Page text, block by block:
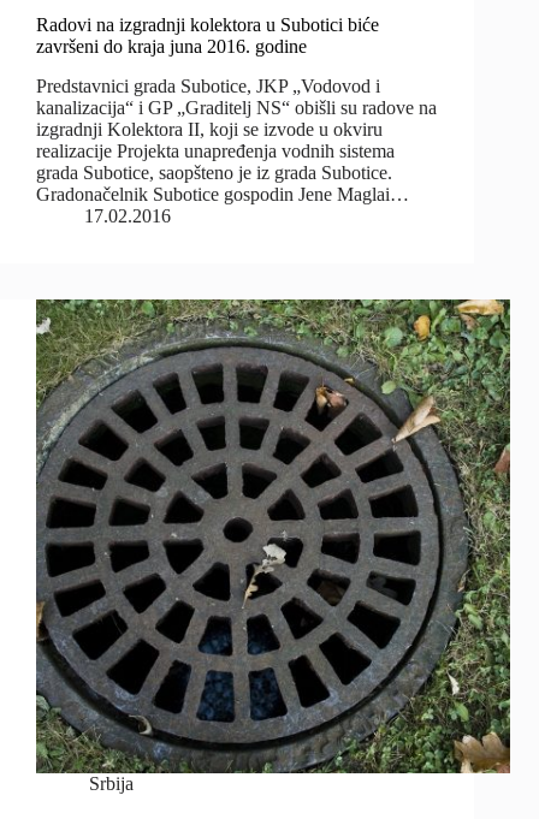
Radovi na izgradnji kolektora u Subotici biće
završeni do kraja juna 2016. godine
Predstavnici grada Subotice, JKP „Vodovod i
kanalizacija“ i GP „Graditelj NS“ obišli su radove na
izgradnji Kolektora II, koji se izvode u okviru
realizacije Projekta unapređenja vodnih sistema
grada Subotice, saopšteno je iz grada Subotice.
Gradonačelnik Subotice gospodin Jene Maglai…
17.02.2016
Srbija